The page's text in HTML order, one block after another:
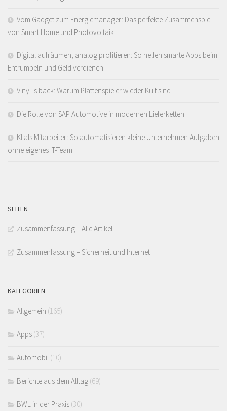
Vom Gadget zum Energiemanager: Das perfekte Zusammenspiel
von Smart Home und Photovoltaik
Digital aufräumen, analog profitieren: So helfen smarte Apps beim
Entrümpeln und Geld verdienen
Vinyl is back: Warum Plattenspieler wieder Kult sind
Die Rolle von SAP Automotive in modernen Lieferketten
KI als Mitarbeiter: So automatisieren kleine Unternehmen Aufgaben
ohne eigenes IT-Team
SEITEN
Zusammenfassung – Alle Artikel
Zusammenfassung – Sicherheit und Internet
KATEGORIEN
Allgemein (165)
Apps (37)
Automobil (10)
Berichte aus dem Alltag (69)
BWL in der Praxis (30)